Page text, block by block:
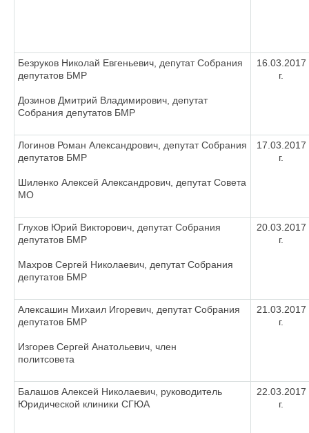
Безруков Николай Евгеньевич, депутат Собрания
депутатов БМР
Дозинов Дмитрий Владимирович, депутат
Собрания депутатов БМР
16.03.2017
г.
Логинов Роман Александрович, депутат Собрания
депутатов БМР
Шиленко Алексей Александрович, депутат Совета
МО
17.03.2017
г.
Глухов Юрий Викторович, депутат Собрания
депутатов БМР
Махров Сергей Николаевич, депутат Собрания
депутатов БМР
20.03.2017
г.
Алексашин Михаил Игоревич, депутат Собрания
депутатов БМР
Изгорев Сергей Анатольевич, член
политсовета
21.03.2017
г.
Балашов Алексей Николаевич, руководитель
Юридической клиники СГЮА
22.03.2017
г.